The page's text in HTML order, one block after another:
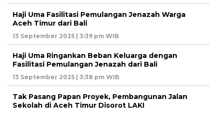
Haji Uma Fasilitasi Pemulangan Jenazah Warga
Aceh Timur dari Bali
13 September 2025 | 3:39 pm WIB
Haji Uma Ringankan Beban Keluarga dengan
Fasilitasi Pemulangan Jenazah dari Bali
13 September 2025 | 3:38 pm WIB
Tak Pasang Papan Proyek, Pembangunan Jalan
Sekolah di Aceh Timur Disorot LAKI